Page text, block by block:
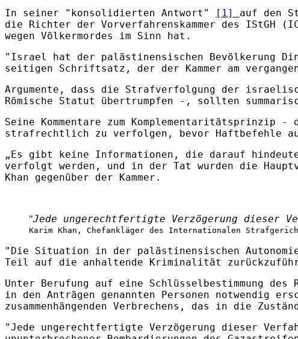
In seiner "konsolidierten Antwort" [1] auf den
die Richter der Vorverfahrenskammer des IStGH
wegen Völkermordes im Sinn hat.
"Israel hat der palästinensischen Bevölkerung
seitigen Schriftsatz, der der Kammer am
Argumente, dass die Strafverfolgung der
Römische Statut übertrumpfen -, sollten
Seine Kommentare zum
strafrechtlich zu verfolgen, bevor Haftbefehle
„Es gibt keine Informationen, die darauf
verfolgt werden, und in der Tat wurden die
Khan gegenüber der Kammer.
"Jede ungerechtfertigte Verzögerung dieser
Karim Khan, Chefankläger des Internationalen
"Die Situation in der palästinensischen
Teil auf die anhaltende Kriminalität
Unter Berufung auf eine Schlüsselbestimmung
in den Anträgen genannten Personen notwendig
zusammenhängenden Verbrechens, das in die
"Jede ungerechtfertigte Verzögerung dieser